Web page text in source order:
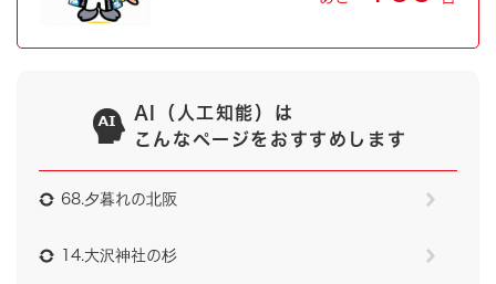
AI（人工知能）は
こんなページをおすすめします
68.夕暮れの北阪
14.大沢神社の杉